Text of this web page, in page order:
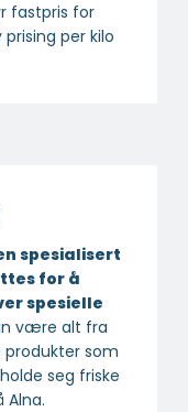
fastpris for
per kilo
spesialisert
for å
spesielle
være alt fra
som
seg friske